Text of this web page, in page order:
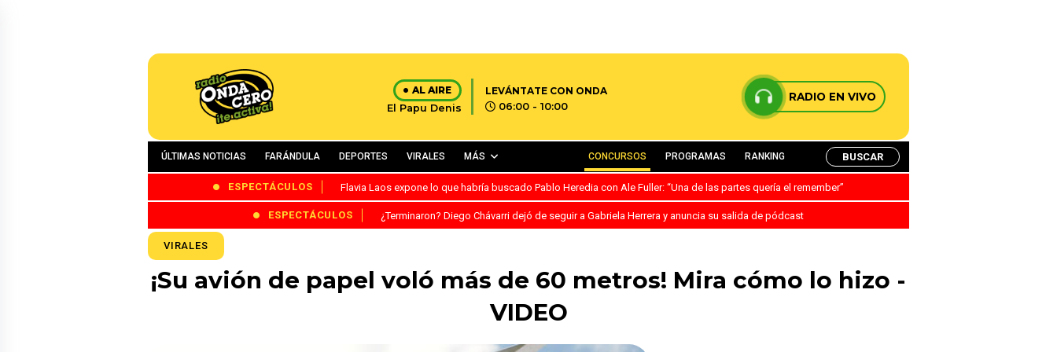
AL AIRE
El Papu Denis
LEVÁNTATE CON ONDA
06:00 - 10:00
RADIO EN VIVO
ÚLTIMAS NOTICIAS FARÁNDULA DEPORTES VIRALES MÁS CONCURSOS PROGRAMAS RANKING BUSCAR
ESPECTÁCULOS Flavia Laos expone lo que habría buscado Pablo Heredia con Ale Fuller: “Una de las partes quería el remember”
ESPECTÁCULOS ¿Terminaron? Diego Chávarri dejó de seguir a Gabriela Herrera y anuncia su salida de pódcast
VIRALES
¡Su avión de papel voló más de 60 metros! Mira cómo lo hizo -
VIDEO